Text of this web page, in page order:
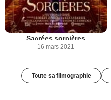
Sacrées sorcières
16 mars 2021
Toute sa filmographie